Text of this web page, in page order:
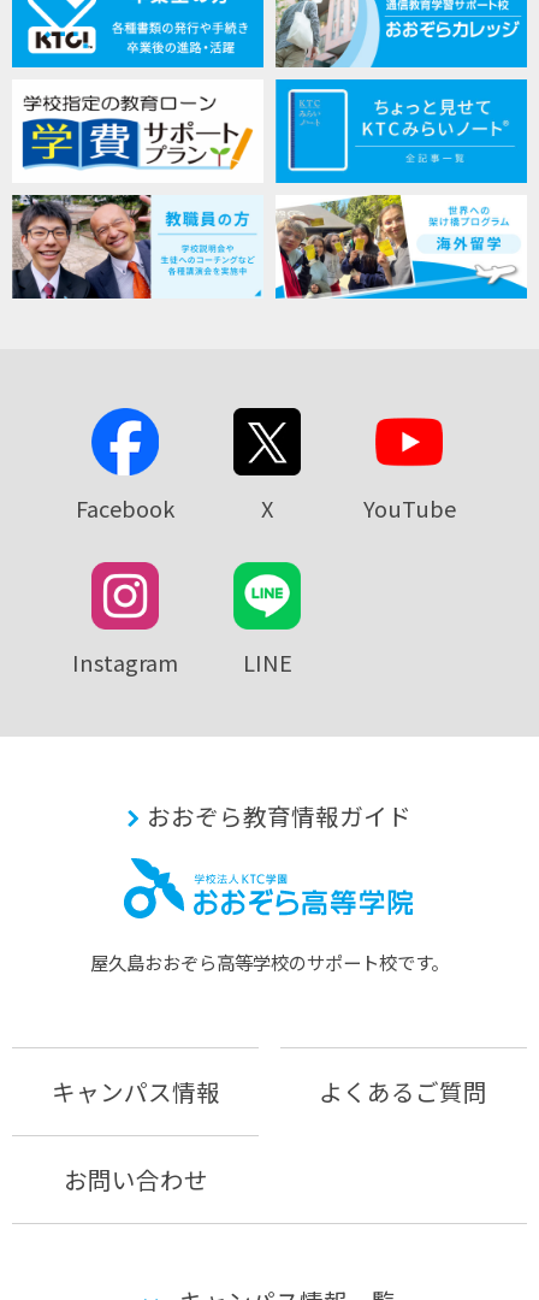
Facebook X YouTube
Instagram LINE
おおぞら教育情報ガイド
屋久島おおぞら⾼等学校のサポート校です。
キャンパス情報 よくあるご質問
お問い合わせ